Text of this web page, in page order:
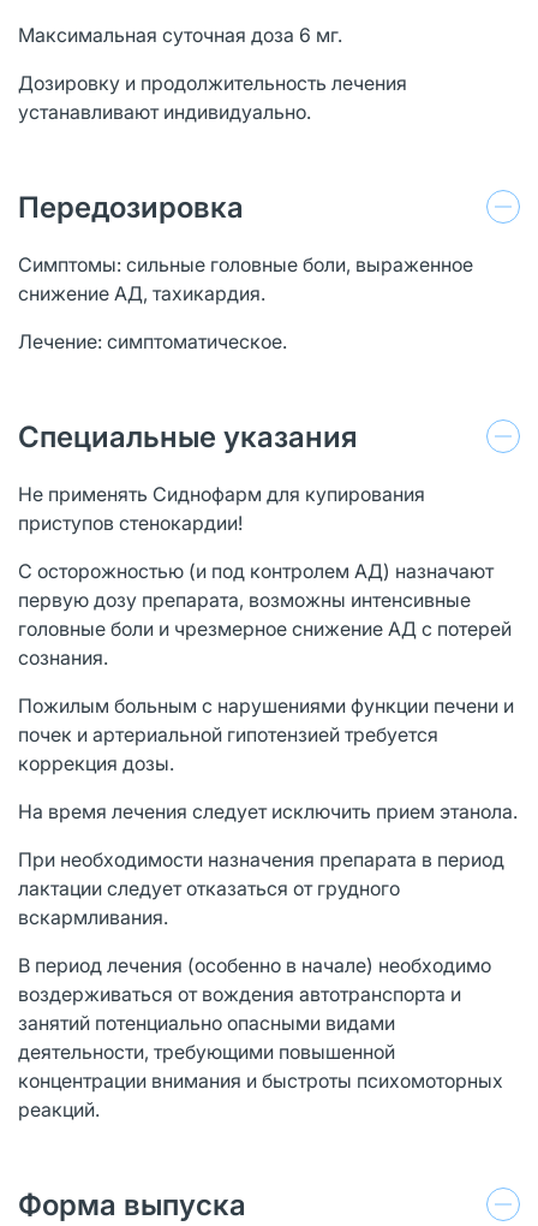
Максимальная суточная доза 6 мг.
Дозировку и продолжительность лечения
устанавливают индивидуально.
Передозировка
Симптомы: сильные головные боли, выраженное
снижение АД, тахикардия.
Лечение: симптоматическое.
Специальные указания
Не применять Сиднофарм для купирования
приступов стенокардии!
С осторожностью (и под контролем АД) назначают
первую дозу препарата, возможны интенсивные
головные боли и чрезмерное снижение АД с потерей
сознания.
Пожилым больным с нарушениями функции печени и
почек и артериальной гипотензией требуется
коррекция дозы.
На время лечения следует исключить прием этанола.
При необходимости назначения препарата в период
лактации следует отказаться от грудного
вскармливания.
В период лечения (особенно в начале) необходимо
воздерживаться от вождения автотранспорта и
занятий потенциально опасными видами
деятельности, требующими повышенной
концентрации внимания и быстроты психомоторных
реакций.
Форма выпуска